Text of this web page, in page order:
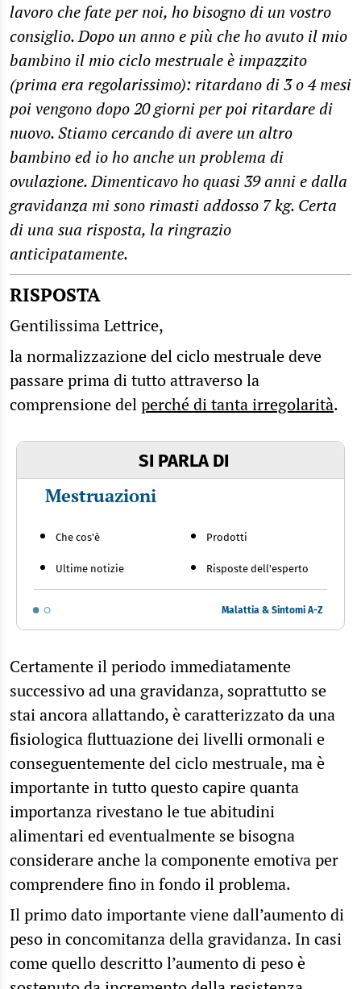
lavoro che fate per noi, ho bisogno di un vostro
consiglio. Dopo un anno e più che ho avuto il mio
bambino il mio ciclo mestruale è impazzito
(prima era regolarissimo): ritardano di 3 o 4 mesi
poi vengono dopo 20 giorni per poi ritardare di
nuovo. Stiamo cercando di avere un altro
bambino ed io ho anche un problema di
ovulazione. Dimenticavo ho quasi 39 anni e dalla
gravidanza mi sono rimasti addosso 7 kg. Certa
di una sua risposta, la ringrazio
anticipatamente.
RISPOSTA
Gentilissima Lettrice,
la normalizzazione del ciclo mestruale deve
passare prima di tutto attraverso la
comprensione delperché di tanta irregolarità.
SI PARLA DI
Mestruazioni
Che cos'è
Ultime notizie
Prodotti
Risposte dell'esperto
Malattia & Sintomi A-Z
Certamente il periodo immediatamente
successivo ad una gravidanza, soprattutto se
stai ancora allattando, è caratterizzato da una
fisiologica fluttuazione dei livelli ormonali e
conseguentemente del ciclo mestruale, ma è
importante in tutto questo capire quanta
importanza rivestano le tue abitudini
alimentari ed eventualmente se bisogna
considerare anche la componente emotiva per
comprendere fino in fondo il problema.
Il primo dato importante viene dall’aumento di
peso in concomitanza della gravidanza. In casi
come quello descritto l’aumento di peso è